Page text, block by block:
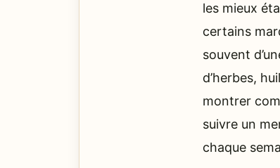
les mieux
certains
souvent
d’herbes,
montrer
suivre un
chaque